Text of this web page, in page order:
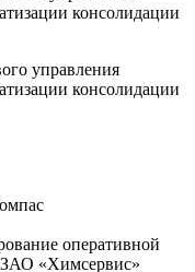
управления
консолидации